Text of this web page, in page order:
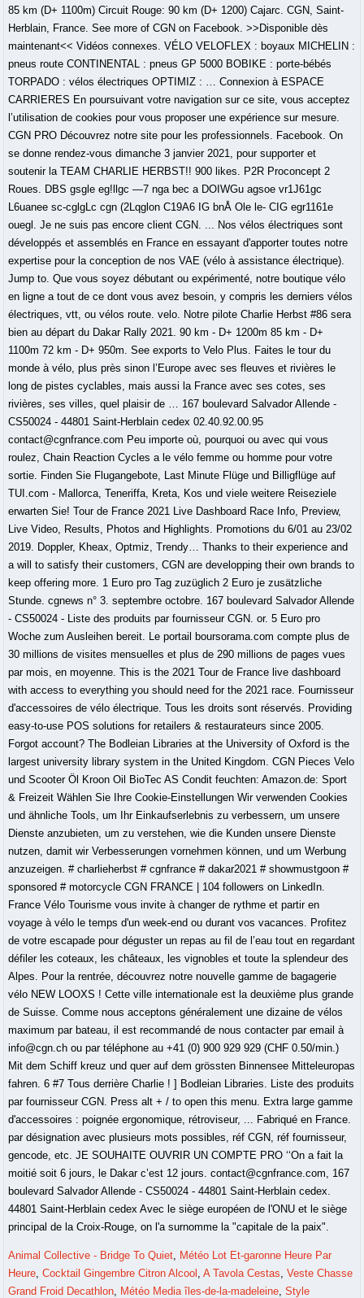
Animal Collective - Bridge To Quiet, Météo Lot Et-garonne Heure Par
Heure,Cocktail Gingembre Citron Alcool ,A Tavola Cestas,Veste Chasse
Grand Froid Decathlon, Météo Media îles-de-la-madeleine,Style